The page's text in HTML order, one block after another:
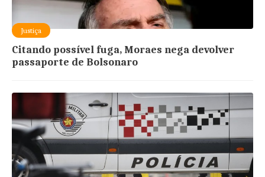
Justiça
Citando possível fuga, Moraes nega devolver
passaporte de Bolsonaro